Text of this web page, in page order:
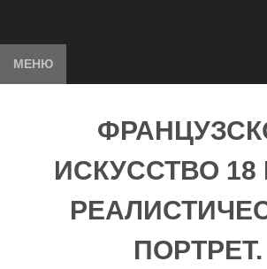
МЕНЮ
ИСКУССТВО 18
ПОРТРЕТ.